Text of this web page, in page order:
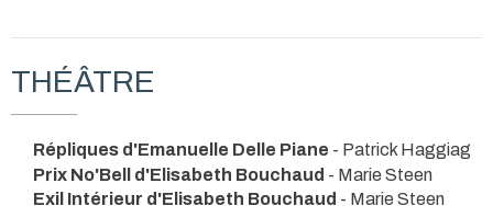
THÉÂTRE
Répliques d'Emanuelle Delle Piane - Patrick Haggiag
Prix No'Bell d'Elisabeth Bouchaud - Marie Steen
Exil Intérieur d'Elisabeth Bouchaud - Marie Steen